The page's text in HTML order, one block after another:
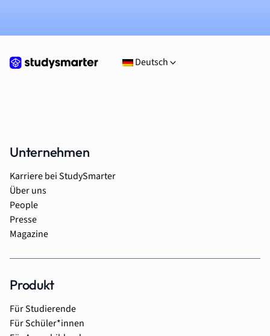
Deutsch
Unternehmen
Karriere bei StudySmarter
Über uns
People
Presse
Magazine
Produkt
Für Studierende
Für Schüler*innen